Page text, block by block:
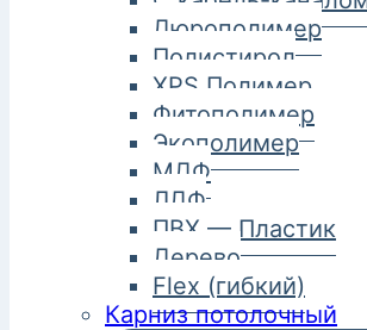
Дюрополимер
Полистирол
XPS Полимер
Фитополимер
Экополимер
МДФ
ЛДФ
ПВХ — Пластик
Дерево
Flex (гибкий)
Карниз потолочный